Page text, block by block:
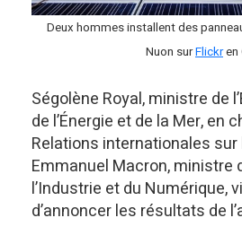
Deux hommes installent des
Nuon surFlickren
Ségolène Royal, ministre de
de l’Énergie et de la Mer, en
Relations internationales
Emmanuel Macron, ministre
l’Industrie et du Numérique,
d’annoncer les résultats de